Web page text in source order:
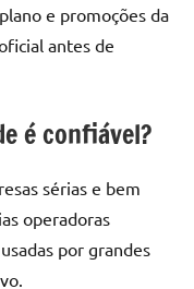
e promoções da
antes de
é confiável?
sérias e bem
operadoras
por grandes